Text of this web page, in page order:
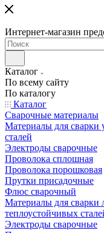
Интернет-магазин
Каталог
По всему сайту
По каталогу
Каталог
Сварочные материалы
Материалы для сварки
сталей
Электроды сварочные
Проволока сплошная
Проволока порошковая
Прутки присадочные
Флюс сварочный
Материалы для сварки
теплоустойчивых
Электроды сварочные